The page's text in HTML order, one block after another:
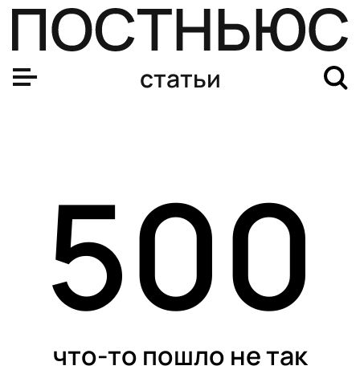
статьи
500
что-то пошло не так
Снежное дерби. Вспоминаем футбольные матчи,